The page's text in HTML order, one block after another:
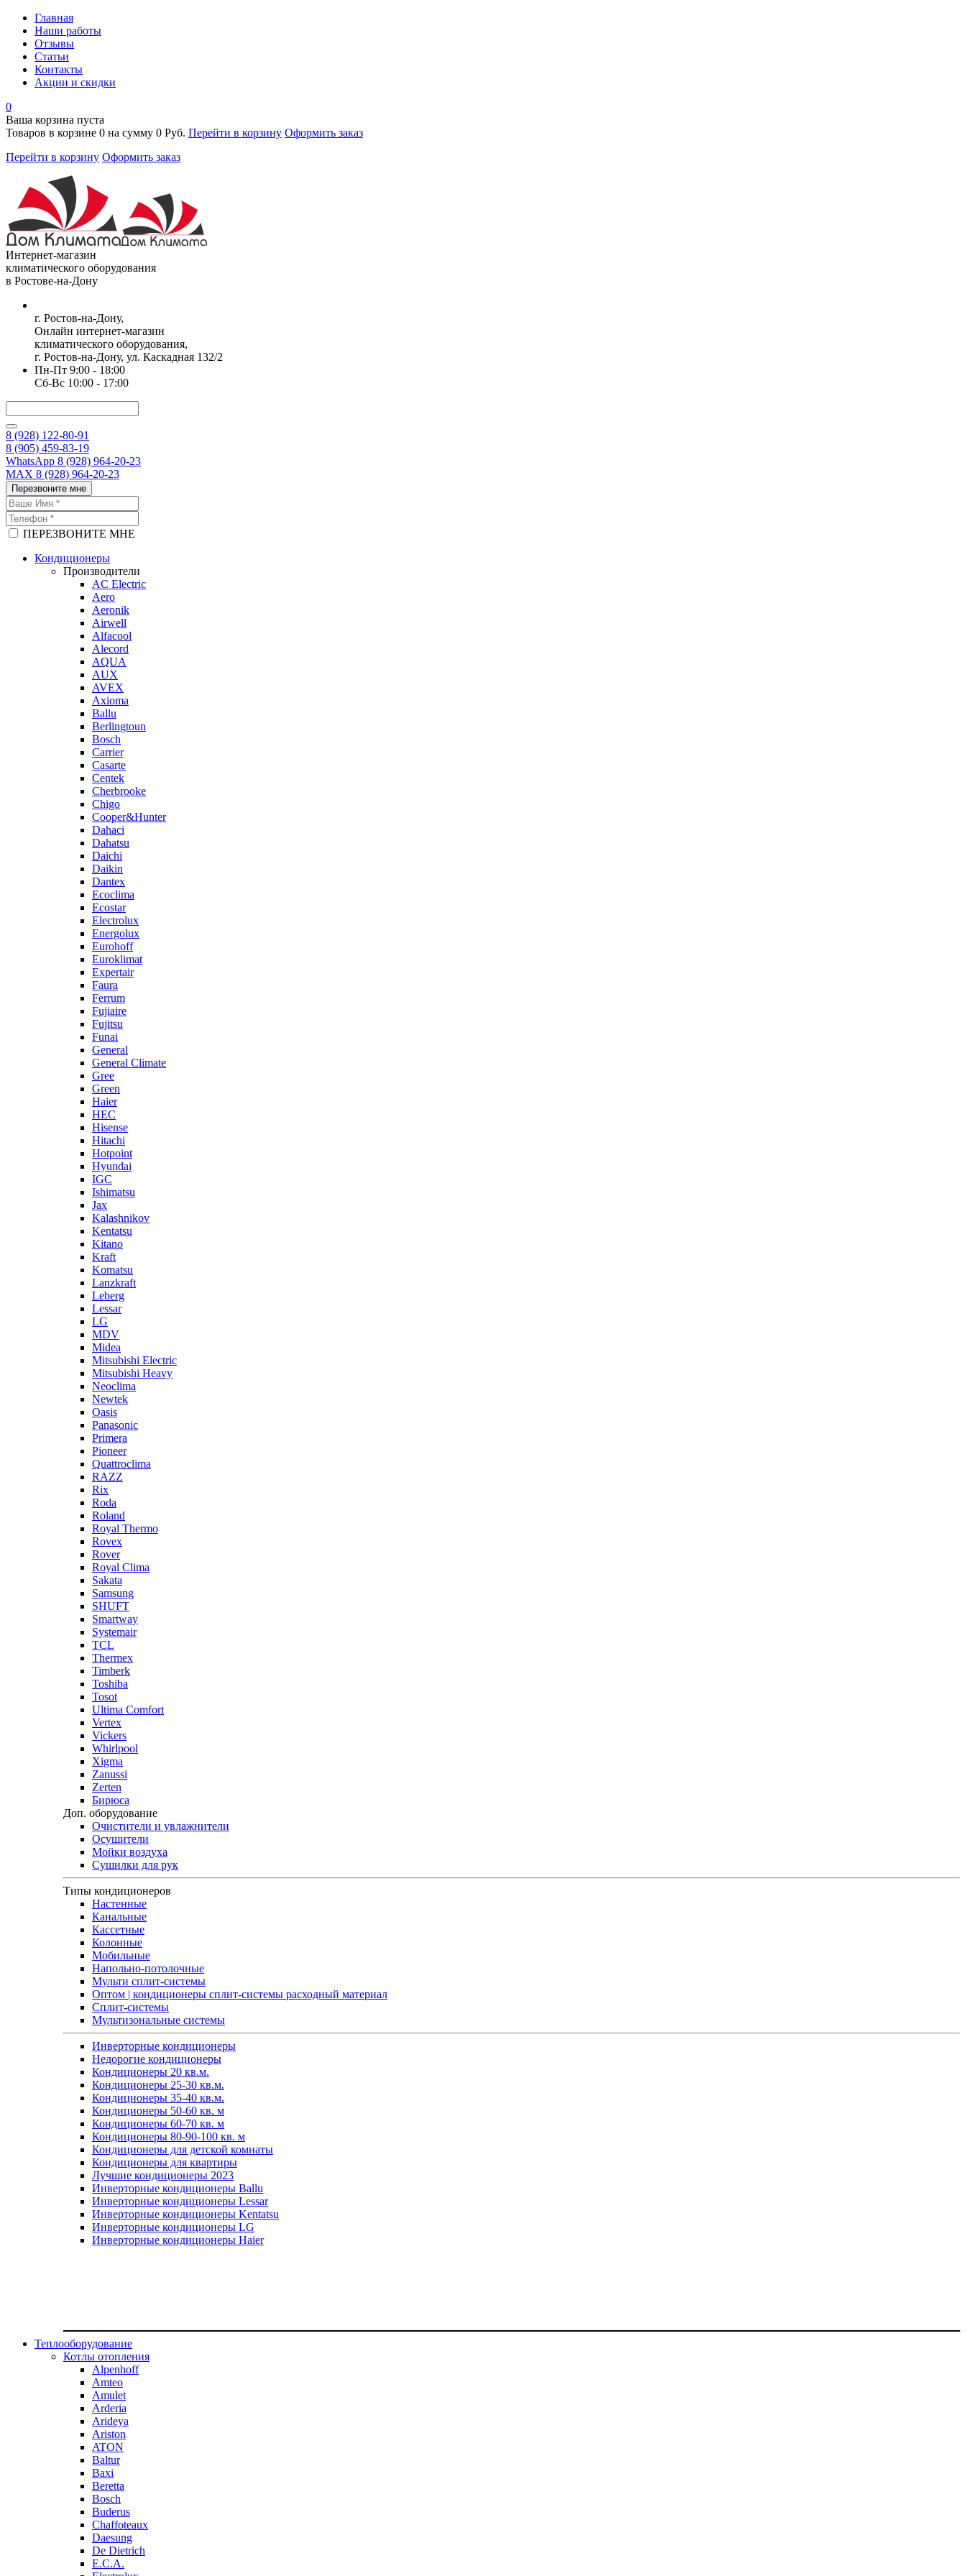
Главная
Наши работы
Отзывы
Статьи
Контакты
Акции и скидки
0
Ваша корзина пуста
Товаров в корзине 0 на сумму 0 Руб. Перейти в корзину Оформить заказ
Перейти в корзину Оформить заказ
Интернет-магазин
климатического оборудования
в Ростове-на-Дону
г. Ростов-на-Дону,
Онлайн интернет-магазин
климатического оборудования,
г. Ростов-на-Дону, ул. Каскадная 132/2
Пн-Пт 9:00 - 18:00
Сб-Вс 10:00 - 17:00
8 (928) 122-80-91
8 (905) 459-83-19
WhatsApp 8 (928) 964-20-23
MAX 8 (928) 964-20-23
Перезвоните мне
ПЕРЕЗВОНИТЕ МНЕ
Кондиционеры
Производители
AC Electric
Aero
Aeronik
Airwell
Alfacool
Alecord
AQUA
AUX
AVEX
Axioma
Ballu
Berlingtoun
Bosch
Carrier
Casarte
Centek
Cherbrooke
Chigo
Cooper&Hunter
Dahaci
Dahatsu
Daichi
Daikin
Dantex
Ecoclima
Ecostar
Electrolux
Energolux
Eurohoff
Euroklimat
Expertair
Faura
Ferrum
Fujiaire
Fujitsu
Funai
General
General Climate
Gree
Green
Haier
HEC
Hisense
Hitachi
Hotpoint
Hyundai
IGC
Ishimatsu
Jax
Kalashnikov
Kentatsu
Kitano
Kraft
Komatsu
Lanzkraft
Leberg
Lessar
LG
MDV
Midea
Mitsubishi Electric
Mitsubishi Heavy
Neoclima
Newtek
Oasis
Panasonic
Primera
Pioneer
Quattroclima
RAZZ
Rix
Roda
Roland
Royal Thermo
Rovex
Rover
Royal Clima
Sakata
Samsung
SHUFT
Smartway
Systemair
TCL
Thermex
Timberk
Toshiba
Tosot
Ultima Comfort
Vertex
Vickers
Whirlpool
Xigma
Zanussi
Zerten
Бирюса
Доп. оборудование
Очистители и увлажнители
Осушители
Мойки воздуха
Сушилки для рук
Типы кондиционеров
Настенные
Канальные
Кассетные
Колонные
Мобильные
Напольно-потолочные
Мульти сплит-системы
Оптом | кондиционеры сплит-системы расходный материал
Сплит-системы
Мультизональные системы
Инверторные кондиционеры
Недорогие кондиционеры
Кондиционеры 20 кв.м.
Кондиционеры 25-30 кв.м.
Кондиционеры 35-40 кв.м.
Кондиционеры 50-60 кв. м
Кондиционеры 60-70 кв. м
Кондиционеры 80-90-100 кв. м
Кондиционеры для детской комнаты
Кондиционеры для квартиры
Лучшие кондиционеры 2023
Инверторные кондиционеры Ballu
Инверторные кондиционеры Lessar
Инверторные кондиционеры Kentatsu
Инверторные кондиционеры LG
Инверторные кондиционеры Haier
Теплооборудование
Котлы отопления
Alpenhoff
Amteo
Amulet
Arderia
Arideya
Ariston
ATON
Baltur
Baxi
Beretta
Bosch
Buderus
Chaffoteaux
Daesung
De Dietrich
E.C.A.